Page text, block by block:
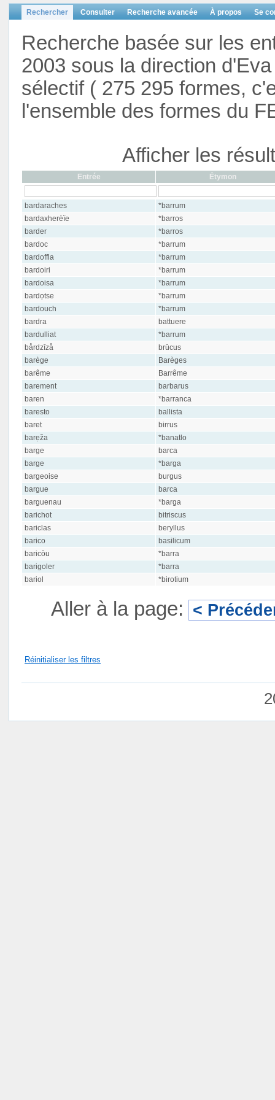
Rechercher Consulter Recherche avancée À propos Se
Recherche basée sur les
2003 sous la direction
sélectif ( 275 295 formes,
l'ensemble des formes du
Afficher les
Entrée Étymon
bardaraches
*barrum
bardaxherèïe
*barros
barder
*barros
bardoc
*barrum
bardoffla
*barrum
bardoiri
*barrum
bardoisa
*barrum
bardọtse
*barrum
bardouch
*barrum
bardra
battuere
bardulliat
*barrum
bårdzīzå
brūcus
barège
Barèges
barême
Barrême
barement
barbarus
baren
*barranca
baresto
ballista
baret
birrus
barẹža
*banatlo
barge
barca
barge
*barga
bargeoise
burgus
bargue
barca
barguenau
*barga
barichot
bitriscus
bariclas
beryllus
barico
basilicum
baricòu
*barra
barigoler
*barra
bariol
*birotium
Aller à la page: <
Réinitialiser les filtres